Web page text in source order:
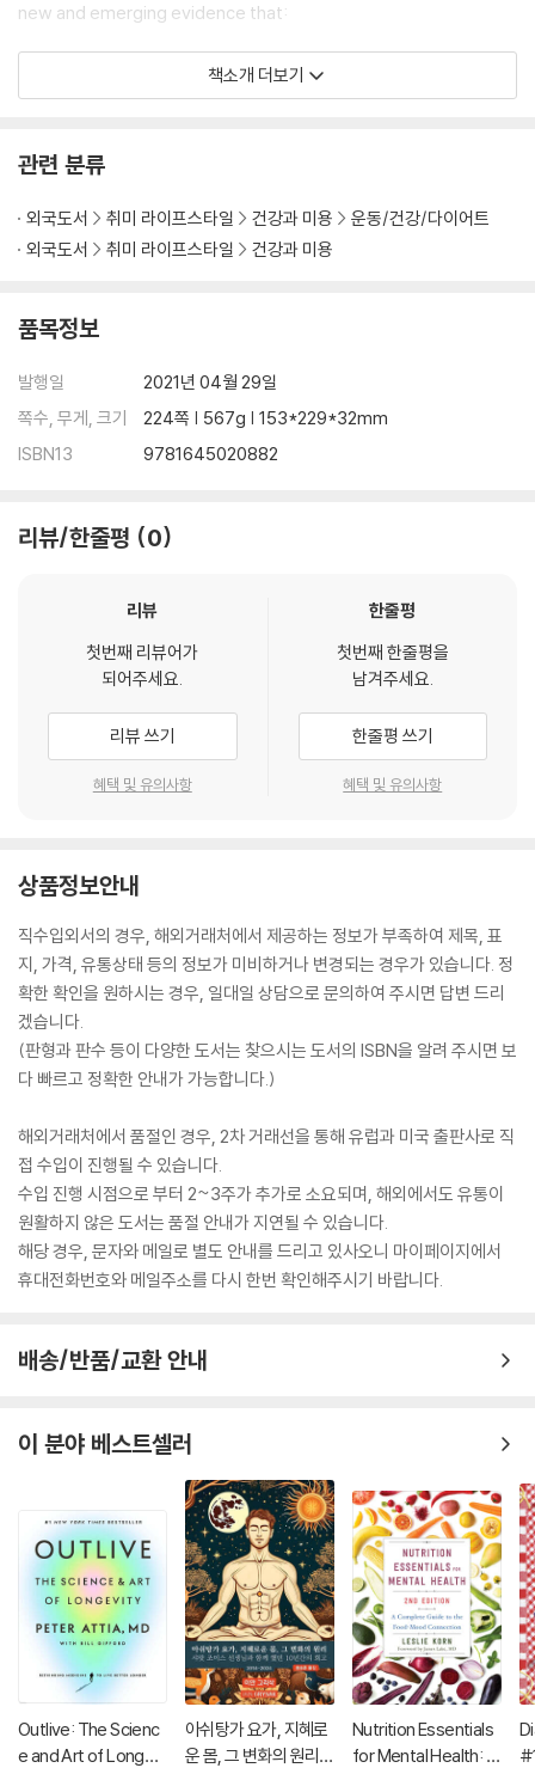
new and emerging evidence that:
* The SARS-CoV-2 virus was, indeed, lab-engineered and em
erged from a negligently managed bioweapons lab in Wuhan,
* The global pandemic was long anticipated by global elites w
er of wealth in human history
* PCR testing, case counts, morbidity, and vaccine safety and
* Obesity, diabetes, and heart disease are known to worsen
push its agenda at the expense of public health
* Safe, simple, and inexpensive treatment and prevention for
COVID-19 have been censored and suppressed to create a cl
and major safety questions have gone unanswered
ealth and that, together, we have the power to unite and fight
back for our health, democracy, and freedom. The time is now
for a global awakening. As Dr. Mercola and Cummins remind u
책소개 더보기
관련 분류
외국도서 취미 라이프스타일 건강과 미용
운동/건강/다이어트
외국도서
취미 라이프스타일 건강과 미용
품목정보
발행일
2021년 04월 29일
쪽수, 무게, 크기
224쪽 | 567g | 153*229*32mm
ISBN13
9781645020882
리뷰/한줄평 0
리뷰
첫번째 리뷰어가
되어주세요.
리뷰 쓰기
혜택 및 유의사항
한줄평
첫번째 한줄평을
남겨주세요.
한줄평 쓰기
혜택 및 유의사항
상품정보안내
직수입외서의 경우, 해외거래처에서 제공하는 정보가 부족하여 제목, 표
지, 가격, 유통상태 등의 정보가 미비하거나 변경되는 경우가 있습니다. 정
확한 확인을 원하시는 경우, 일대일 상담으로 문의하여 주시면 답변 드리
겠습니다.
(판형과 판수 등이 다양한 도서는 찾으시는 도서의 ISBN을 알려 주시면 보
다 빠르고 정확한 안내가 가능합니다.)
해외거래처에서 품절인 경우, 2차 거래선을 통해 유럽과 미국 출판사로 직
접 수입이 진행될 수 있습니다.
수입 진행 시점으로 부터 2~3주가 추가로 소요되며, 해외에서도 유통이
원활하지 않은 도서는 품절 안내가 지연될 수 있습니다.
해당 경우, 문자와 메일로 별도 안내를 드리고 있사오니 마이페이지에서
휴대전화번호와 메일주소를 다시 한번 확인해주시기 바랍니다.
배송/반품/교환 안내
이 분야 베스트셀러
Outlive: The Scienc
e and Art of Longevi
아쉬탕가 요가, 지혜로
운 몸, 그 변화의 원리:
Nutrition Essentials
for Mental Health: A